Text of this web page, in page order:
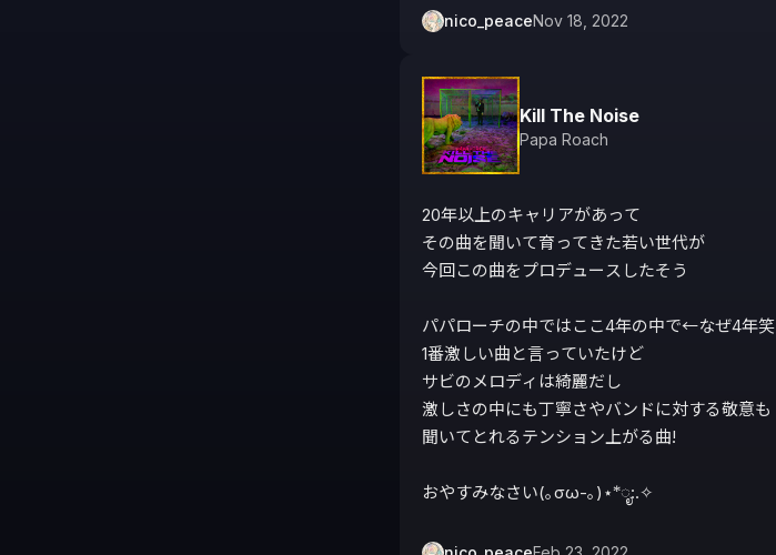
nico_peaceNov 18, 2022
Kill The Noise
Papa Roach
20年以上のキャリアがあって
その曲を聞いて育ってきた若い世代が
今回この曲をプロデュースしたそう
パパローチの中ではここ4年の中で←なぜ4年笑
1番激しい曲と言っていたけど
サビのメロディは綺麗だし
激しさの中にも丁寧さやバンドに対する敬意も
聞いてとれるテンション上がる曲!
おやすみなさい(｡σω-｡)⋆*ೃ:.✧